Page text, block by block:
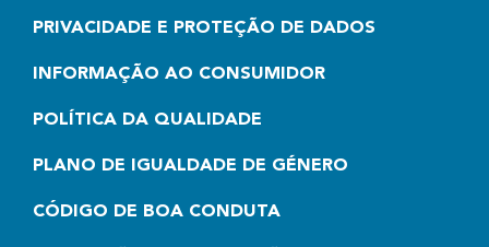
PRIVACIDADE E PROTEÇÃO DE DADOS
INFORMAÇÃO AO CONSUMIDOR
POLÍTICA DA QUALIDADE
PLANO DE IGUALDADE DE GÉNERO
CÓDIGO DE BOA CONDUTA